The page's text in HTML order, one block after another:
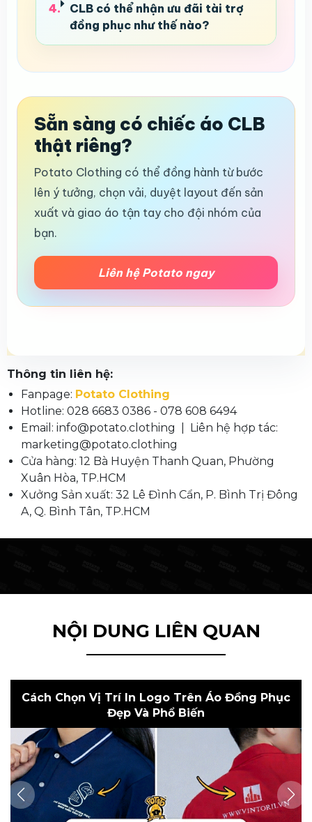
CLB có thể nhận ưu đãi tài trợ
đồng phục như thế nào?
Sẵn sàng có chiếc áo CLB
thật riêng?
Potato Clothing có thể đồng hành từ bước
lên ý tưởng, chọn vải, duyệt layout đến sản
xuất và giao áo tận tay cho đội nhóm của
bạn.
Liên hệ Potato ngay
Thông tin liên hệ:
Fanpage: Potato Clothing
Hotline: 028 6683 0386 - 078 608 6494
Email: info@potato.clothing | Liên hệ hợp tác:
marketing@potato.clothing
Cửa hàng: 12 Bà Huyện Thanh Quan, Phường
Xuân Hòa, TP.HCM
Xưởng Sản xuất: 32 Lê Đình Cẩn, P. Bình Trị Đông
A, Q. Bình Tân, TP.HCM
NỘI DUNG LIÊN QUAN
Cách Chọn Vị Trí In Logo Trên Áo Đồng Phục
Đẹp Và Phổ Biến